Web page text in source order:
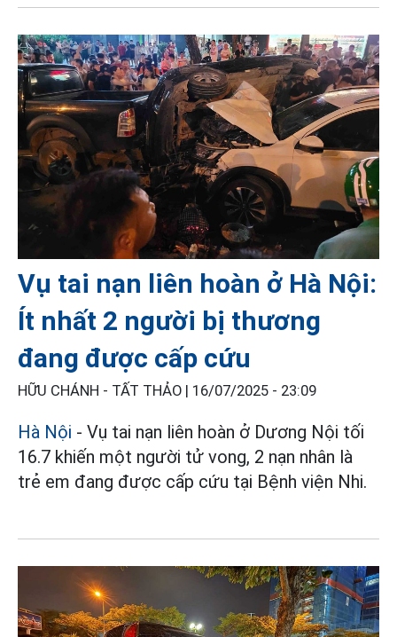
Vụ tai nạn liên hoàn ở Hà Nội:
Ít nhất 2 người bị thương
đang được cấp cứu
HỮU CHÁNH - TẤT THẢO | 16/07/2025 - 23:09
Hà Nội - Vụ tai nạn liên hoàn ở Dương Nội tối
16.7 khiến một người tử vong, 2 nạn nhân là
trẻ em đang được cấp cứu tại Bệnh viện Nhi.